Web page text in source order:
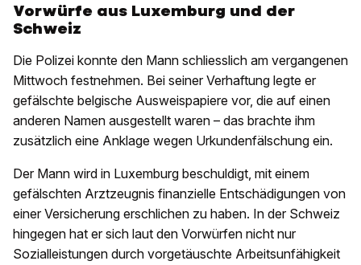
Vorwürfe aus Luxemburg und der
Schweiz
Die Polizei konnte den Mann schliesslich am vergangenen
Mittwoch festnehmen. Bei seiner Verhaftung legte er
gefälschte belgische Ausweispapiere vor, die auf einen
anderen Namen ausgestellt waren – das brachte ihm
zusätzlich eine Anklage wegen Urkundenfälschung ein.
Der Mann wird in Luxemburg beschuldigt, mit einem
gefälschten Arztzeugnis finanzielle Entschädigungen von
einer Versicherung erschlichen zu haben. In der Schweiz
hingegen hat er sich laut den Vorwürfen nicht nur
Sozialleistungen durch vorgetäuschte Arbeitsunfähigkeit